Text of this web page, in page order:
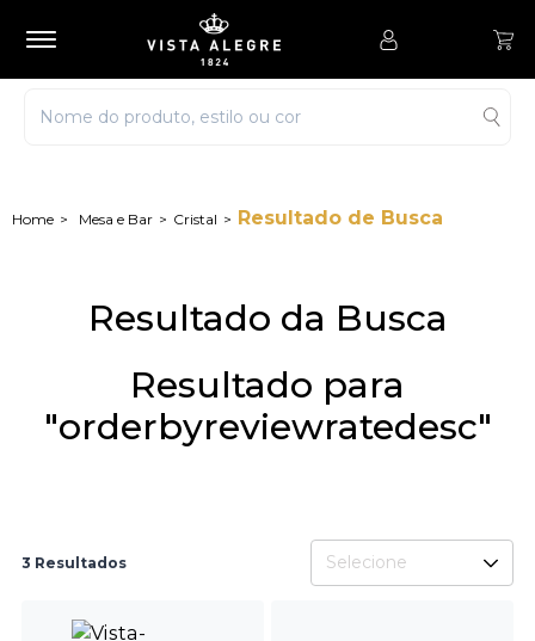
Mesa e Bar Cristal Resultado de Busca
Resultado da Busca
Resultado para
"orderbyreviewratedesc"
3 Resultados Selecione